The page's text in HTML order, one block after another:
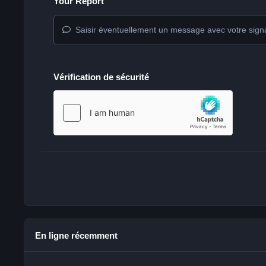
Saisir éventuellement un message avec votre
Vérification de sécurité
En ligne récemment